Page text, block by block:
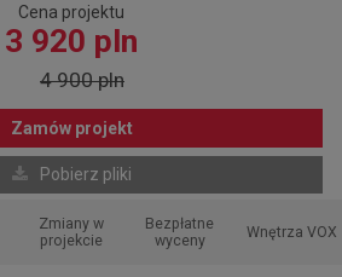
Cena projektu
3 920 pln
4 900 pln
Zamów projekt
Pobierz pliki
Zmiany w
projekcie
Bezpłatne
wyceny
Wnętrza VOX